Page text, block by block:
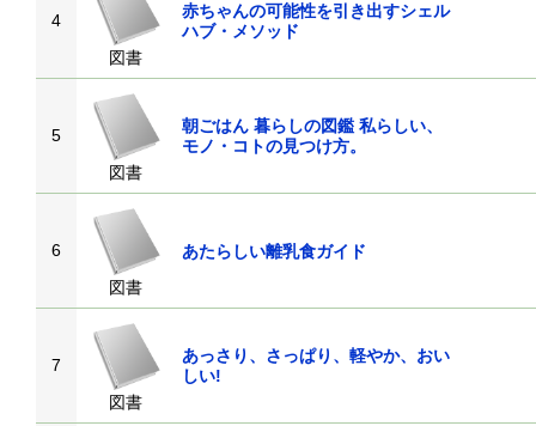
4
図書
赤ちゃんの可能性を引き出すシェル
ハブ・メソッド
5
図書
朝ごはん 暮らしの図鑑 私らしい、
モノ・コトの見つけ方。
6
図書
あたらしい離乳食ガイド
7
図書
あっさり、さっぱり、軽やか、おい
しい!